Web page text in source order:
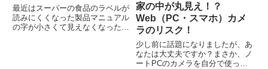
最近はスーパーの食品のラベルが
読みにくくなった製品マニュアル
の字が小さくて見えなくなったな
家の中が丸見え！？
Web（PC・スマホ）カメ
ラのリスク！
少し前に話題になりましたが、あ
なたは大丈夫ですか？まさか、ノ
ートPCのカメラを自分で使って